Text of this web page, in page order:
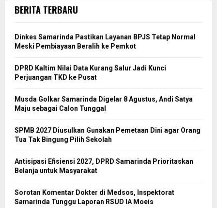
BERITA TERBARU
Dinkes Samarinda Pastikan Layanan BPJS Tetap Normal
Meski Pembiayaan Beralih ke Pemkot
DPRD Kaltim Nilai Data Kurang Salur Jadi Kunci
Perjuangan TKD ke Pusat
Musda Golkar Samarinda Digelar 8 Agustus, Andi Satya
Maju sebagai Calon Tunggal
SPMB 2027 Diusulkan Gunakan Pemetaan Dini agar Orang
Tua Tak Bingung Pilih Sekolah
Antisipasi Efisiensi 2027, DPRD Samarinda Prioritaskan
Belanja untuk Masyarakat
Sorotan Komentar Dokter di Medsos, Inspektorat
Samarinda Tunggu Laporan RSUD IA Moeis